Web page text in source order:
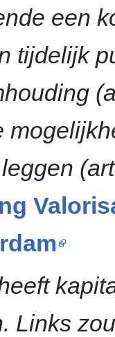
een
tijdelijk
Links